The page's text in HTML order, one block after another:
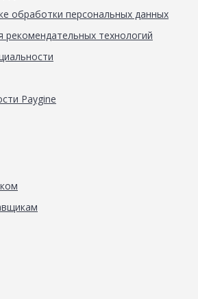
обработки персональных данных
рекомендательных технологий
Paygine